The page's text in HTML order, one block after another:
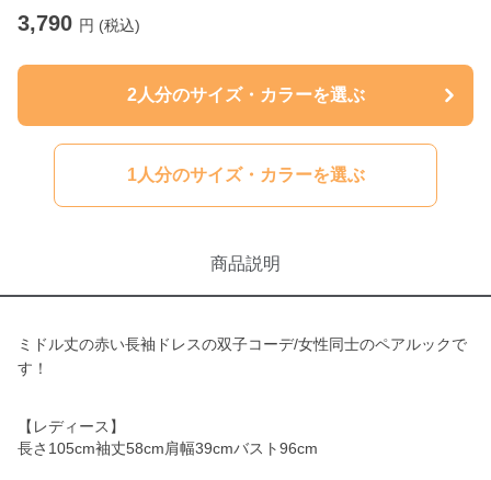
3,790 円 (税込)
2人分のサイズ・カラーを選ぶ
1人分のサイズ・カラーを選ぶ
商品説明
ミドル丈の赤い長袖ドレスの双子コーデ/女性同士のペアルックで
す！
【レディース】
長さ105cm袖丈58cm肩幅39cmバスト96cm